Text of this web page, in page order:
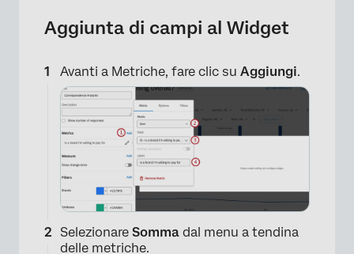
Aggiunta di campi al Widget
Avanti a Metriche, fare clic su Aggiungi.
Selezionare Somma dal menu a tendina
delle metriche.